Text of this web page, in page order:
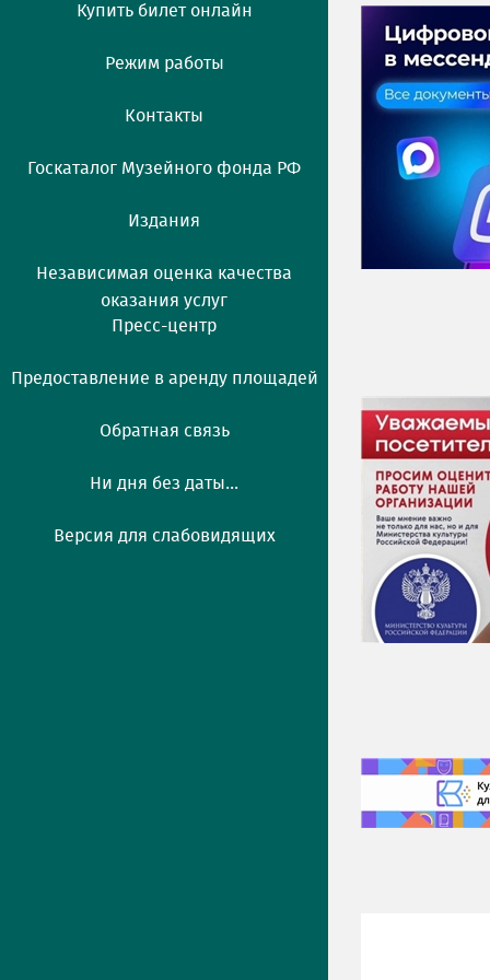
Купить билет онлайн
Режим работы
Контакты
Госкаталог Музейного фонда РФ
Издания
Независимая оценка качества
оказания услуг
Пресс-центр
Предоставление в аренду площадей
Обратная связь
Ни дня без даты...
Версия для слабовидящих